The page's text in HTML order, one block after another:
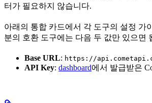
터가 필요하지 않습니다.
아래의 통합 카드에서 각 도구의 설정 가
분의 호환 도구에는 다음 두 값만 있으면
Base URL: https://
API Key: dashboard에서 발급받은